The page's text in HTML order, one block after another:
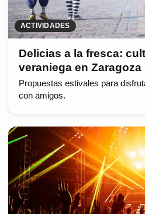
ACTIVIDADES
Delicias a la fresca:
veraniega en Zaragoza
Propuestas estivales para
con amigos.